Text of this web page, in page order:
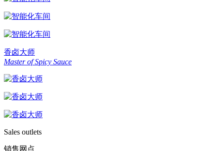
香卤大师
Master of Spicy Sauce
Sales outlets
销售网点